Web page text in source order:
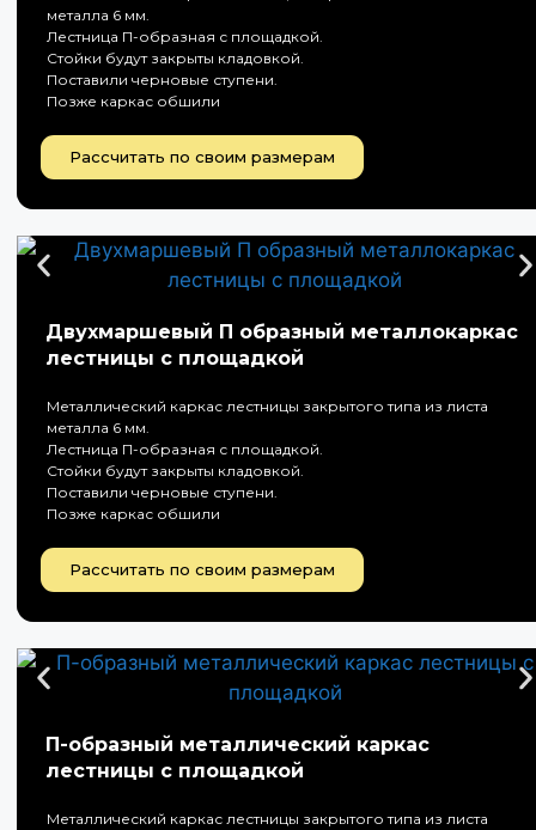
металла 6 мм.
Лестница П-образная с площадкой.
Стойки будут закрыты кладовкой.
Поставили черновые ступени.
Позже каркас обшили
Рассчитать по своим размерам
Двухмаршевый П образный металлокаркас
лестницы с площадкой
Металлический каркас лестницы закрытого типа из листа
металла 6 мм.
Лестница П-образная с площадкой.
Стойки будут закрыты кладовкой.
Поставили черновые ступени.
Позже каркас обшили
Рассчитать по своим размерам
П-образный металлический каркас
лестницы с площадкой
Металлический каркас лестницы закрытого типа из листа